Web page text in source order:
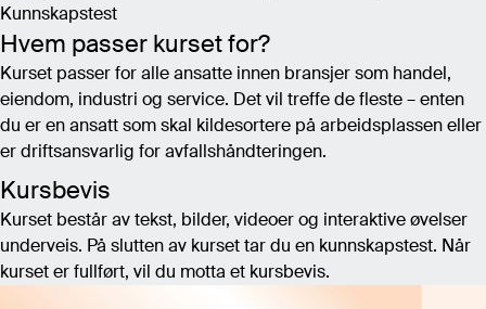
Kunnskapstest
Hvem passer kurset for?
Kurset passer for alle ansatte innen bransjer som handel,
eiendom, industri og service. Det vil treffe de fleste – enten
du er en ansatt som skal kildesortere på arbeidsplassen eller
er driftsansvarlig for avfallshåndteringen.
Kursbevis
Kurset består av tekst, bilder, videoer og interaktive øvelser
underveis. På slutten av kurset tar du en kunnskapstest. Når
kurset er fullført, vil du motta et kursbevis.